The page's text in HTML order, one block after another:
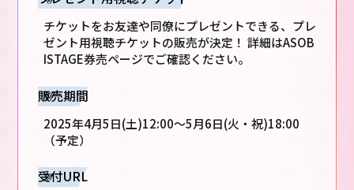
チケットをお友達や同僚にプレゼントできる、プレ
ゼント用視聴チケットの販売が決定！ 詳細はASOB
ISTAGE券売ページでご確認ください。
販売期間
2025年4月5日(土)12:00～5月6日(火・祝)18:00
（予定）
受付URL